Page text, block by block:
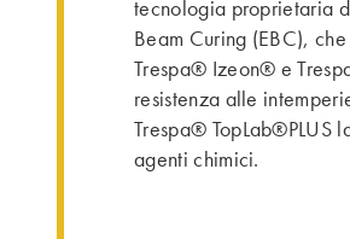
tecnologia proprietaria
Beam Curing (EBC),
Trespa® Izeon® e
resistenza alle
Trespa® TopLab®PLUS
agenti chimici.